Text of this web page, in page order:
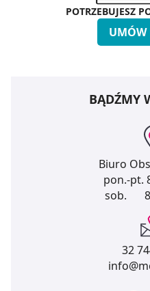
POTRZEBUJESZ
UMÓW
BĄDŹMY
Biuro
pon.-pt.
sob.
32